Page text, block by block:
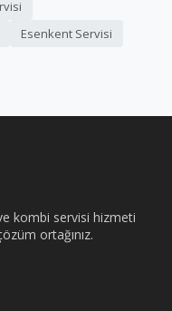
Esenkent Servisi
kombi servisi hizmeti
ortağınız.